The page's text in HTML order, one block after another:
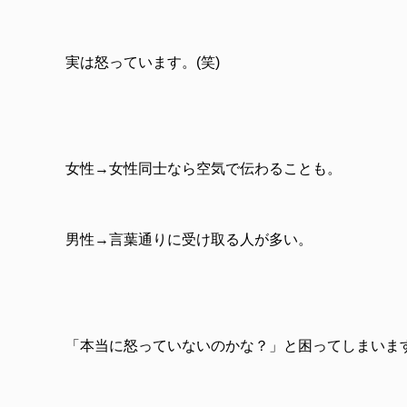
実は怒っています。(笑)
女性→女性同士なら空気で伝わることも。
男性→言葉通りに受け取る人が多い。
「本当に怒っていないのかな？」と困ってしまいま